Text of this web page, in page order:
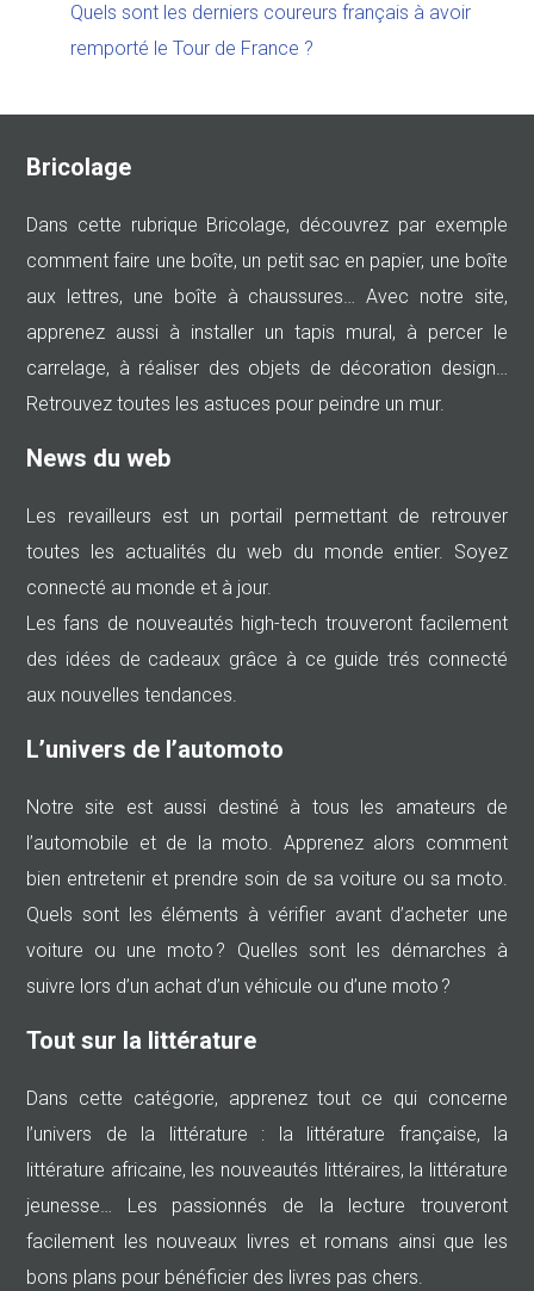
Quels sont les derniers coureurs français à avoir
remporté le Tour de France ?
Bricolage
Dans cette rubrique Bricolage, découvrez par exemple
comment faire une boîte, un petit sac en papier, une boîte
aux lettres, une boîte à chaussures… Avec notre site,
apprenez aussi à installer un tapis mural, à percer le
carrelage, à réaliser des objets de décoration design…
Retrouvez toutes les astuces pour peindre un mur.
News du web
Les revailleurs est un portail permettant de retrouver
toutes les actualités du web du monde entier. Soyez
connecté au monde et à jour.
Les fans de nouveautés high-tech trouveront facilement
des idées de cadeaux grâce à ce guide trés connecté
aux nouvelles tendances.
L’univers de l’automoto
Notre site est aussi destiné à tous les amateurs de
l’automobile et de la moto. Apprenez alors comment
bien entretenir et prendre soin de sa voiture ou sa moto.
Quels sont les éléments à vérifier avant d’acheter une
voiture ou une moto ? Quelles sont les démarches à
suivre lors d’un achat d’un véhicule ou d’une moto ?
Tout sur la littérature
Dans cette catégorie, apprenez tout ce qui concerne
l’univers de la littérature : la littérature française, la
littérature africaine, les nouveautés littéraires, la littérature
jeunesse… Les passionnés de la lecture trouveront
facilement les nouveaux livres et romans ainsi que les
bons plans pour bénéficier des livres pas chers.